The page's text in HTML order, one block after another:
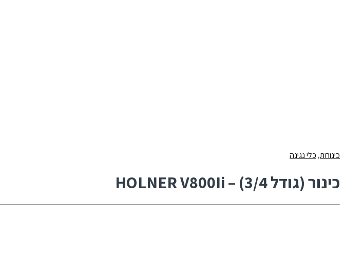
כינורות, כלי נגינה
כינור (גודל 3/4) – HOLNER V800Ii